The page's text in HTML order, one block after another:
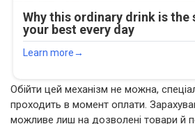
Обійти цей механізм не можна,
проходить в момент оплати.
можливе лиш на дозволені товари й